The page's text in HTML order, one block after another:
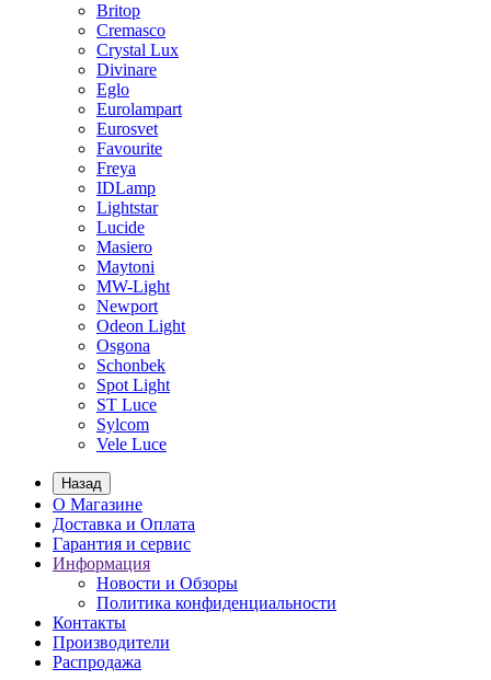
Britop
Cremasco
Crystal Lux
Divinare
Eglo
Eurolampart
Eurosvet
Favourite
Freya
IDLamp
Lightstar
Lucide
Masiero
Maytoni
MW-Light
Newport
Odeon Light
Osgona
Schonbek
Spot Light
ST Luce
Sylcom
Vele Luce
Назад
О Магазине
Доставка и Оплата
Гарантия и сервис
Информация
Новости и Обзоры
Политика конфиденциальности
Контакты
Производители
Распродажа